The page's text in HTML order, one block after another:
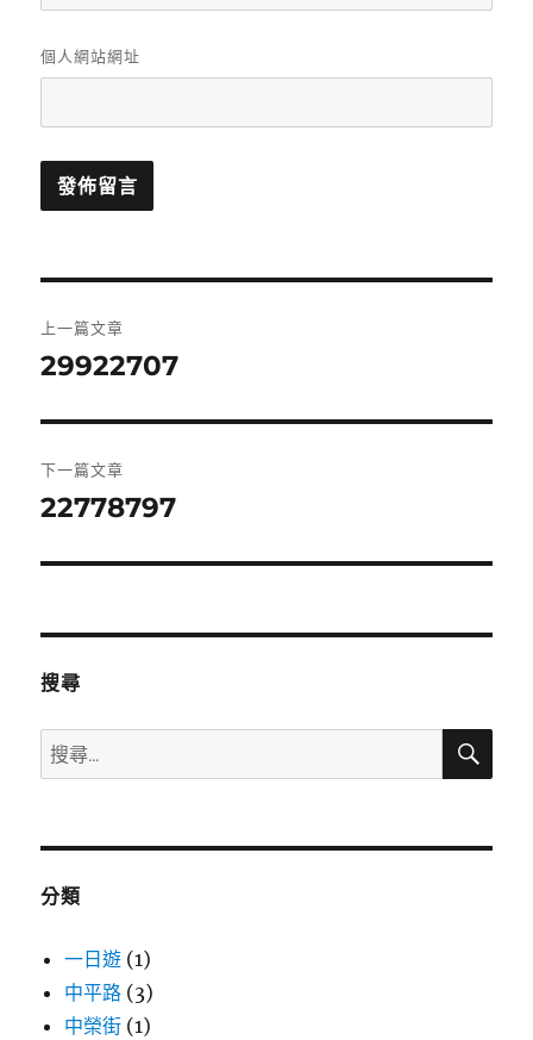
個人網站網址
章
覽
上一篇文章
上
篇
文
章:
29922707
下一篇文章
下
篇
章:
22778797
搜尋
搜
尋
鍵
搜
分類
一日遊 (1)
中平路 (3)
中榮街 (1)